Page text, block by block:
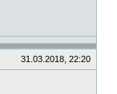
31.03.2018, 22:20